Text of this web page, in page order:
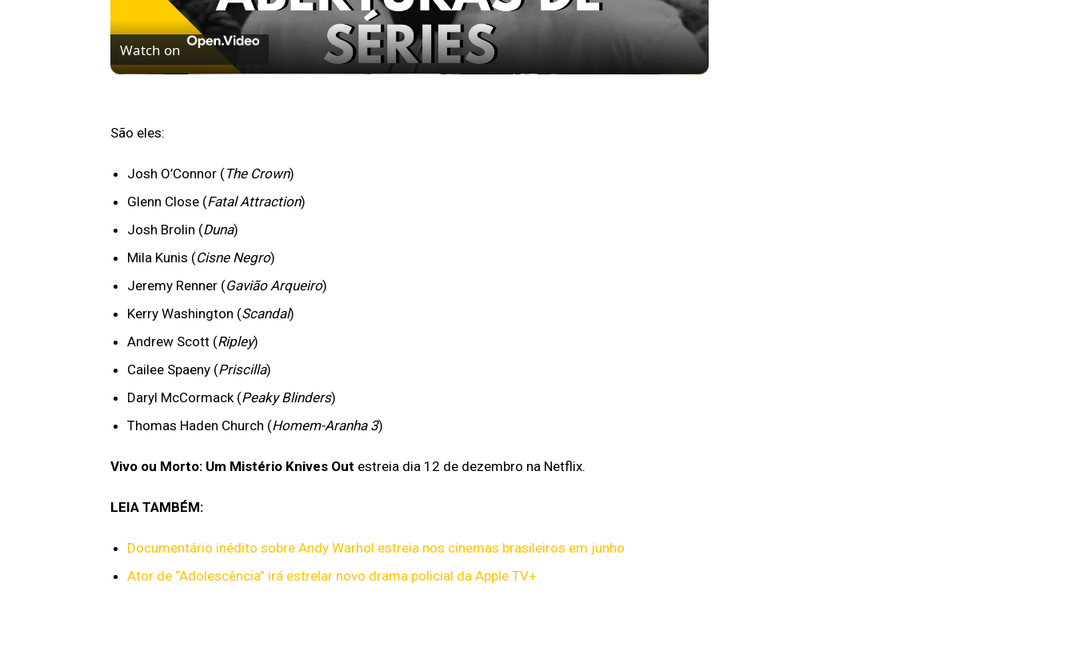
Watch on
São eles:
Josh O’Connor (The Crown)
Glenn Close (Fatal Attraction)
Josh Brolin (Duna)
Mila Kunis (Cisne Negro)
Jeremy Renner (Gavião Arqueiro)
Kerry Washington (Scandal)
Andrew Scott (Ripley)
Cailee Spaeny (Priscilla)
Daryl McCormack (Peaky Blinders)
Thomas Haden Church (Homem-Aranha 3)
Vivo ou Morto: Um Mistério Knives Out estreia dia 12 de dezembro na Netflix.
LEIA TAMBÉM:
Documentário inédito sobre Andy Warhol estreia nos cinemas brasileiros em junho
Ator de “Adolescência” irá estrelar novo drama policial da Apple TV+